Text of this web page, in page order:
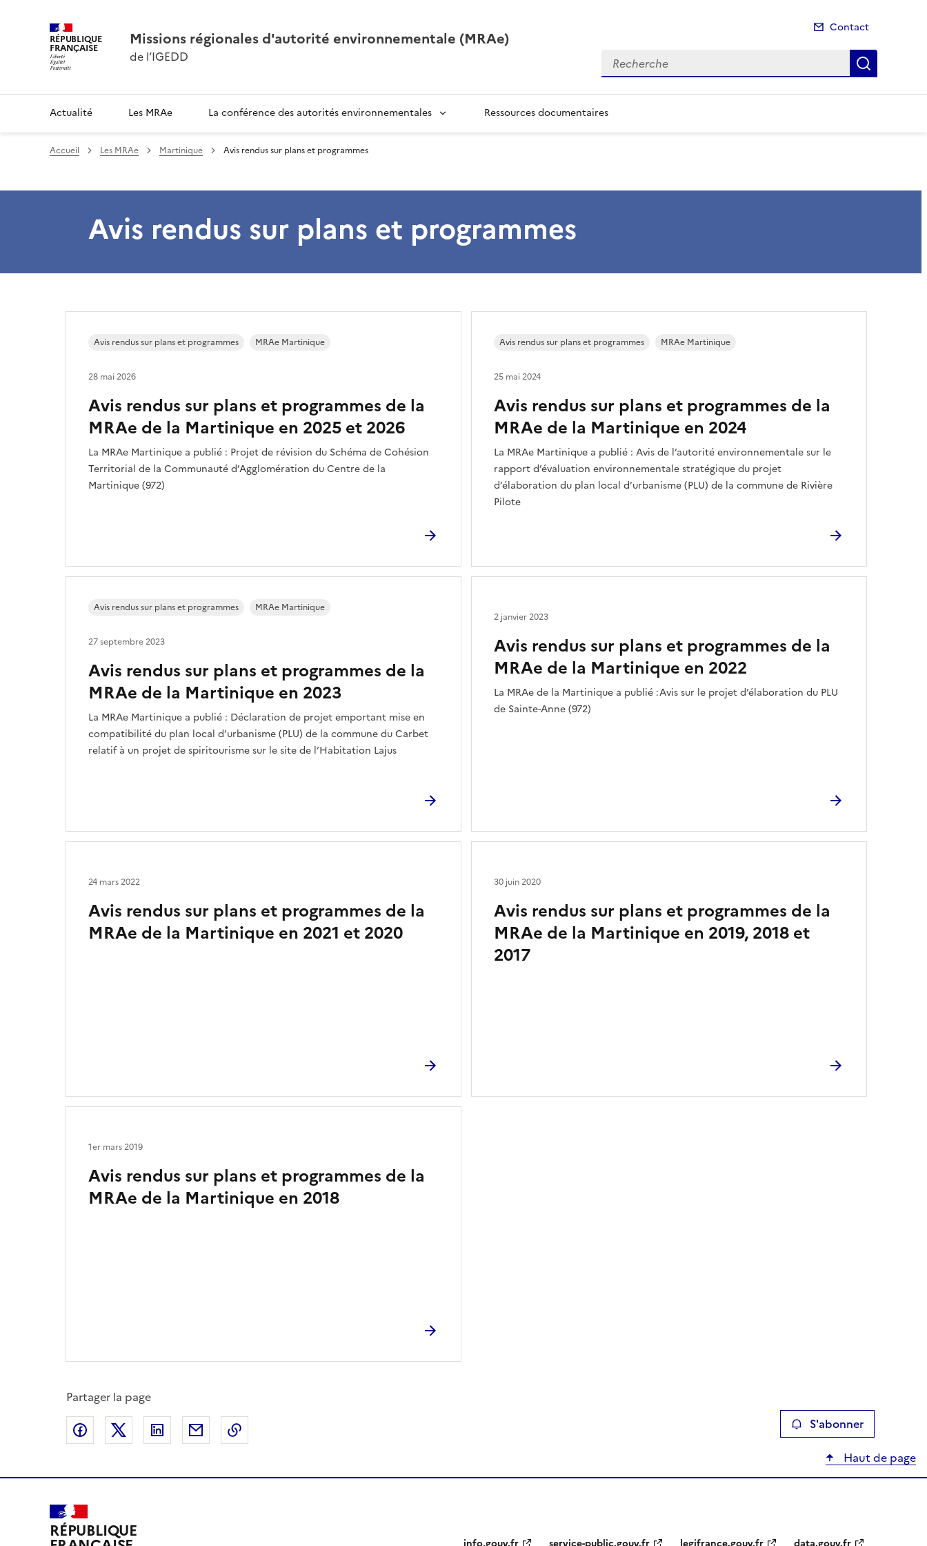
RÉPUBLIQUE
FRANÇAISE Missions régionales d'autorité environnementale (MRAe)
de l’IGEDD
Contact
Recherche
Actualité Les MRAe La conférence des autorités environnementales Ressources documentaires
Accueil Les MRAe Martinique Avis rendus sur plans et programmes
Avis rendus sur plans et programmes
Avis rendus sur plans et programmes de la
MRAe de la Martinique en 2025 et 2026
La MRAe Martinique a publié : Projet de révision du Schéma de Cohésion
Territorial de la Communauté d’Agglomération du Centre de la
Martinique (972)
Avis rendus sur plans et programmes MRAe Martinique
28 mai 2026
Avis rendus sur plans et programmes de la
MRAe de la Martinique en 2024
La MRAe Martinique a publié : Avis de l’autorité environnementale sur le
rapport d’évaluation environnementale stratégique du projet
d’élaboration du plan local d’urbanisme (PLU) de la commune de Rivière
Pilote
Avis rendus sur plans et programmes MRAe Martinique
25 mai 2024
Avis rendus sur plans et programmes de la
MRAe de la Martinique en 2023
La MRAe Martinique a publié : Déclaration de projet emportant mise en
compatibilité du plan local d’urbanisme (PLU) de la commune du Carbet
relatif à un projet de spiritourisme sur le site de l’Habitation Lajus
Avis rendus sur plans et programmes MRAe Martinique
27 septembre 2023
Avis rendus sur plans et programmes de la
MRAe de la Martinique en 2022
La MRAe de la Martinique a publié :Avis sur le projet d’élaboration du PLU
de Sainte-Anne (972)
2 janvier 2023
Avis rendus sur plans et programmes de la
MRAe de la Martinique en 2021 et 2020
24 mars 2022
Avis rendus sur plans et programmes de la
MRAe de la Martinique en 2019, 2018 et
2017
30 juin 2020
Avis rendus sur plans et programmes de la
MRAe de la Martinique en 2018
1er mars 2019
Partager la page
Partager sur Facebook
Partager sur XPartager sur LinkedIn
Partager par email S'abonner
Haut de page
RÉPUBLIQUE